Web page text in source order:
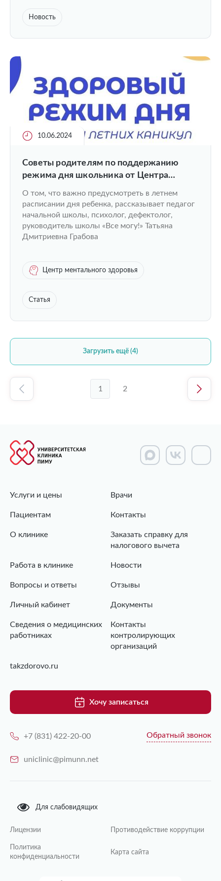
Новость
10.06.2024
Советы родителям по поддержанию
режима дня школьника от Центра
О том, что важно предусмотреть в летнем
расписании дня ребенка, рассказывает педагог
начальной школы, психолог, дефектолог,
руководитель школы «Все могу!» Татьяна
Дмитриевна Грабова
Центр ментального здоровья
Статья
Загрузить ещё (4)
1 2
Услуги и цены Врачи
Пациентам Контакты
О клинике
Заказать справку для
налогового вычета
Работа в клинике Новости
Вопросы и ответы Отзывы
Личный кабинет Документы
Сведения о медицинских
работниках
Контакты
контролирующих
организаций
takzdorovo.ru
Хочу записаться
+7 (831) 422-20-00 Обратный звонок
uniclinic@pimunn.net
Для слабовидящих
Лицензии Противодействие коррупции
Политика
конфиденциальности
Карта сайта